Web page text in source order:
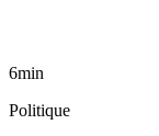
6min
Politique